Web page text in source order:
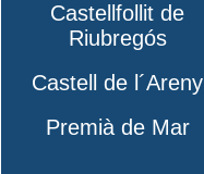
Castellfollit de
Riubregós
Castell de l´Areny
Premià de Mar